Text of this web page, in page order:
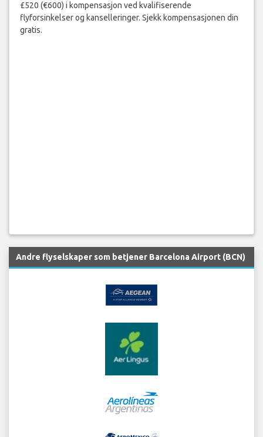
£520 (€600) i kompensasjon ved kvalifiserende
flyforsinkelser og kanselleringer. Sjekk kompensasjonen din
gratis.
Andre flyselskaper som betjener Barcelona Airport (BCN)